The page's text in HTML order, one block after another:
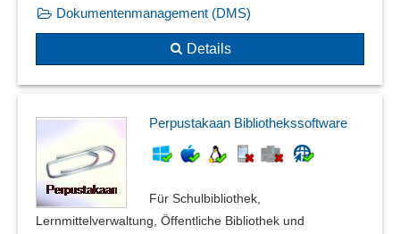
Dokumentenmanagement (DMS)
Details
Perpustakaan Bibliothekssoftware
Für Schulbibliothek,
Lernmittelverwaltung, Öffentliche Bibliothek und